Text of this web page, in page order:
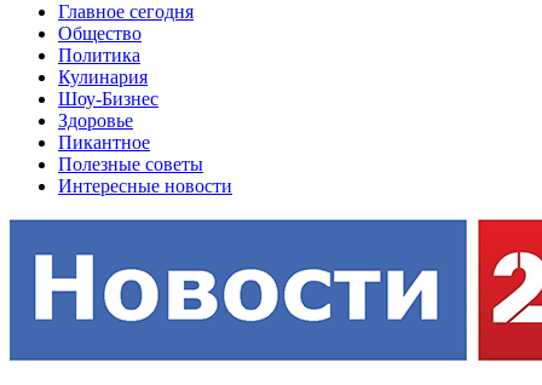
Главное сегодня
Общество
Политика
Кулинария
Шоу-Бизнес
Здоровье
Пикантное
Полезные советы
Интересные новости